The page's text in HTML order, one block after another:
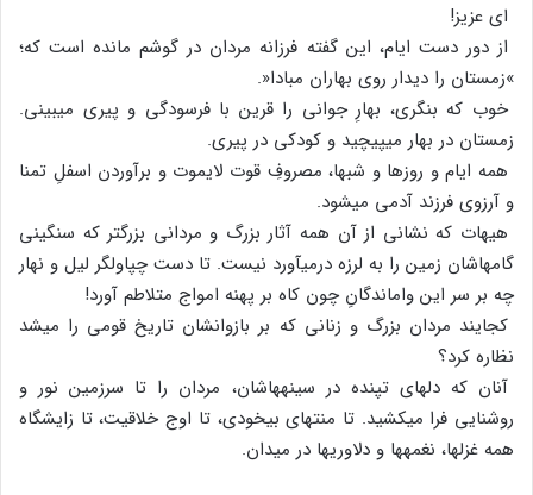
ای عزیز!
از دور دست ایام، این گفته فرزانه مردان در گوشم مانده است که؛
»زمستان را دیدار روی بهاران مبادا«.
خوب که بنگری، بهارِ جوانی را قرین با فرسودگی و پیری می‏بینی.
زمستان در بهار می‏پیچید و کودکی در پیری.
همه ایام و روزها و شب‏ها، مصروفِ قوت لایموت و برآوردن اسفلِ تمنا
و آرزوی فرزند آدمی می‏شود.
هیهات که نشانی از آن همه آثار بزرگ و مردانی بزرگتر که سنگینی
گامهاشان زمین را به لرزه درمی‏آورد نیست. تا دست چپاولگر لیل و نهار
چه بر سر این واماندگانِ چون کاه بر پهنه امواج متلاطم آورد!
کجایند مردان بزرگ و زنانی که بر بازوانشان تاریخ قومی را می‏شد
نظاره کرد؟
آنان که دلهای تپنده در سینه‏هاشان، مردان را تا سرزمین نور و
روشنایی فرا می‏کشید. تا منتهای بی‏خودی، تا اوج خلاقیت، تا زایشگاه
همه غزلها، نغمه‏ها و دلاوریها در میدان.